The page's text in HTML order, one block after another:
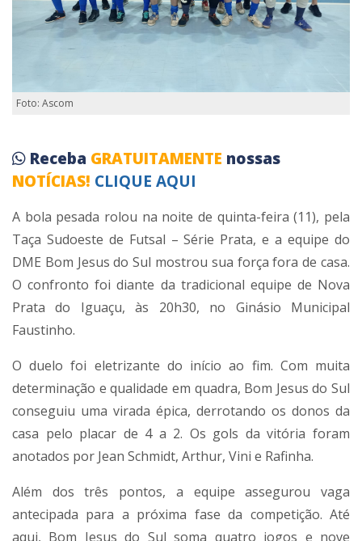
Foto: Ascom
Receba GRATUITAMENTE nossas
NOTÍCIAS! CLIQUE AQUI
A bola pesada rolou na noite de quinta-feira (11), pela
Taça Sudoeste de Futsal – Série Prata, e a equipe do
DME Bom Jesus do Sul mostrou sua força fora de casa.
O confronto foi diante da tradicional equipe de Nova
Prata do Iguaçu, às 20h30, no Ginásio Municipal
Faustinho.
O duelo foi eletrizante do início ao fim. Com muita
determinação e qualidade em quadra, Bom Jesus do Sul
conseguiu uma virada épica, derrotando os donos da
casa pelo placar de 4 a 2. Os gols da vitória foram
anotados por Jean Schmidt, Arthur, Vini e Rafinha.
Além dos três pontos, a equipe assegurou vaga
antecipada para a próxima fase da competição. Até
aqui, Bom Jesus do Sul soma quatro jogos e nove